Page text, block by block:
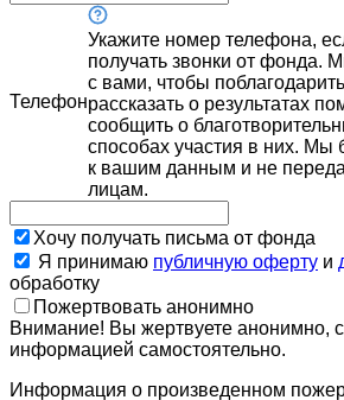
Телефон
Укажите номер телефона,
получать звонки от фонда.
с вами, чтобы
рассказать о результатах
сообщить о
способах участия в них. Мы
к вашим данным и не
лицам.
Хочу получать письма от фонда
Я принимаю публичную оферту и
обработку
Пожертвовать анонимно
Внимание! Вы жертвуете анонимно,
информацией самостоятельно.
Информация о произведенном